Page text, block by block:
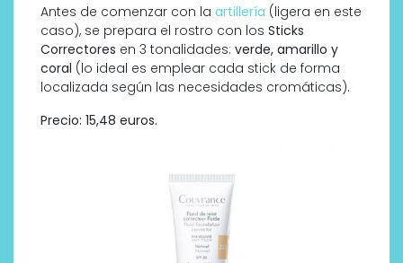
Antes de comenzar con la artillería (ligera en este
caso), se prepara el rostro con los Sticks
Correctores en 3 tonalidades: verde, amarillo y
coral (lo ideal es emplear cada stick de forma
localizada según las necesidades cromáticas).
Precio: 15,48 euros.